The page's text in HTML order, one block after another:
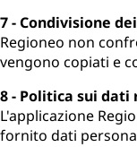
7 - Condivisione
Regioneo non
vengono copiati e
8 - Politica sui
L'applicazione
fornito dati